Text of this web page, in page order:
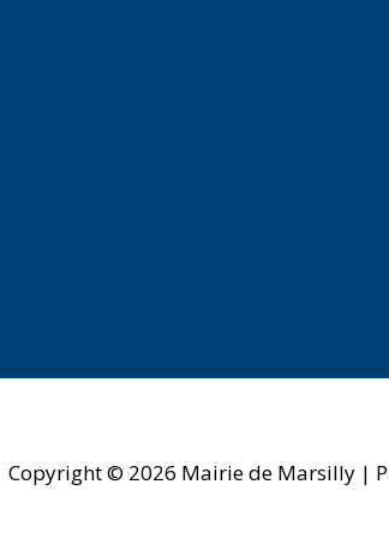
Copyright © 2026 Mairie de Marsilly |